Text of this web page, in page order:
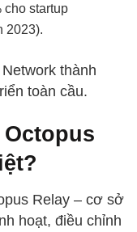
cho startup
2023).
thành
toàn cầu.
Relay – cơ sở
hoạt, điều chỉnh